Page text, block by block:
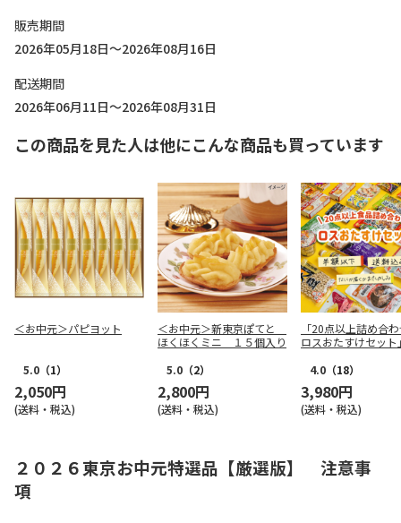
販売期間
2026年05月18日～2026年08月16日
配送期間
2026年06月11日～2026年08月31日
この商品を見た人は他にこんな商品も買っています
＜お中元＞パピヨット
5.0 （1）
2,050円
(送料・税込)
＜お中元＞新東京ぽてと
ほくほくミニ １５個入り
5.0 （2）
2,800円
(送料・税込)
「20点以上詰め合
ロスおたすけセット
4.0 （18）
3,980円
(送料・税込)
２０２６東京お中元特選品【厳選版】 注意事
項